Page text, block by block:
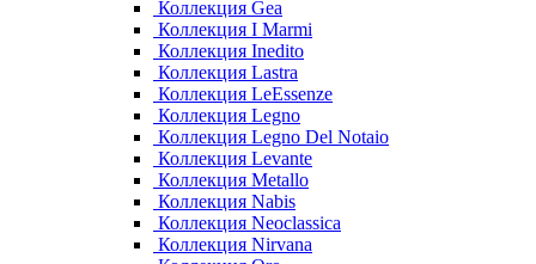
Коллекция Gea
Коллекция I Marmi
Коллекция Inedito
Коллекция Lastra
Коллекция LeEssenze
Коллекция Legno
Коллекция Legno Del Notaio
Коллекция Levante
Коллекция Metallo
Коллекция Nabis
Коллекция Neoclassica
Коллекция Nirvana